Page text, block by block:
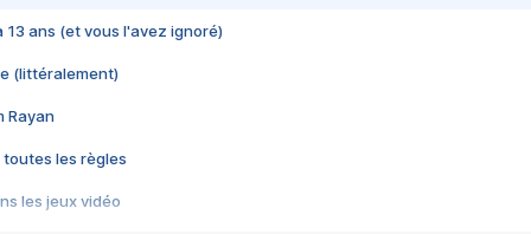
13 ans (et vous l'avez ignoré)
(littéralement)
Rayan
toutes les règles
les jeux vidéo